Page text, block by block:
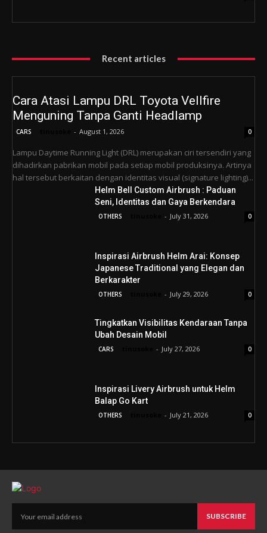
Recent articles
Cara Atasi Lampu DRL Toyota Vellfire
Menguning Tanpa Ganti Headlamp
CARS - August 1, 2026 0
Lampu Daytime Running Light (DRL) merupakan ciri tersendiri yang
dihadirkan pabrikan mobil pada setiap mobil produksinya. Artinya
hal tersebut berkaitan dengan identitas visual (signature lighting)...
Helm Bell Custom Airbrush : Paduan
Seni, Identitas dan Gaya Berkendara
OTHERS - July 31, 2026 0
Inspirasi Airbrush Helm Arai: Konsep
Japanese Traditional yang Elegan dan
Berkarakter
OTHERS - July 29, 2026 0
Tingkatkan Visibilitas Kendaraan Tanpa
Ubah Desain Mobil
CARS - July 27, 2026 0
Inspirasi Livery Airbrush untuk Helm
Balap Go Kart
OTHERS - July 21, 2026 0
SUBSCRIBE